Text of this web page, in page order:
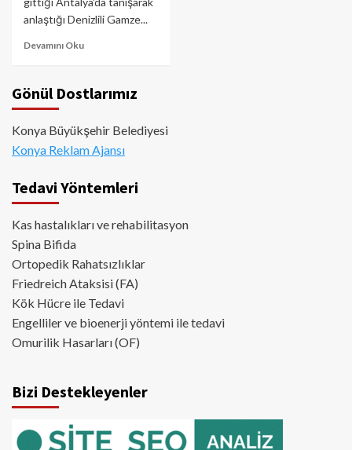
anlaştığı Denizlili Gamze...
Devamını Oku
Gönül Dostlarımız
Konya Büyükşehir Belediyesi
Konya Reklam Ajansı
Tedavi Yöntemleri
Kas hastalıkları ve rehabilitasyon
Spina Bifida
Ortopedik Rahatsızlıklar
Friedreich Ataksisi (FA)
Kök Hücre ile Tedavi
Engelliler ve bioenerji yöntemi ile tedavi
Omurilik Hasarları (OF)
Bizi Destekleyenler